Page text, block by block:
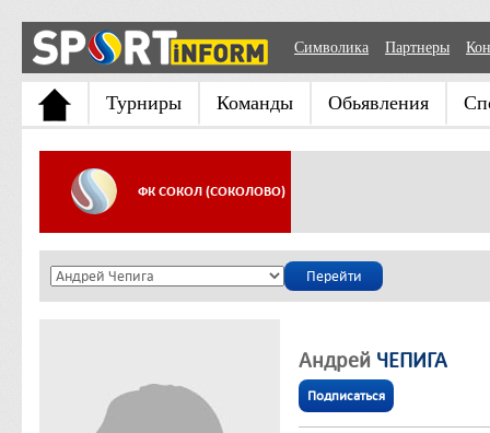
Символика Партнеры
Турниры Команды Обьявления
ФК СОКОЛ (СОКОЛОВО)
Андрей ЧЕПИГА
Подписаться